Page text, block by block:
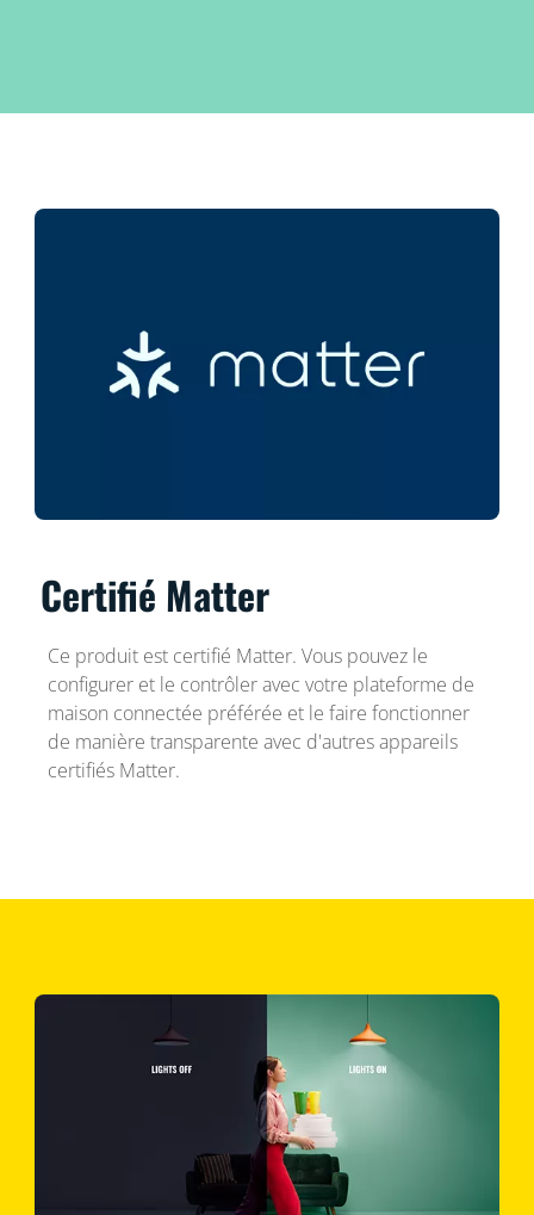
Certifié Matter
Ce produit est certifié Matter. Vous pouvez le
configurer et le contrôler avec votre plateforme de
maison connectée préférée et le faire fonctionner
de manière transparente avec d'autres appareils
certifiés Matter.